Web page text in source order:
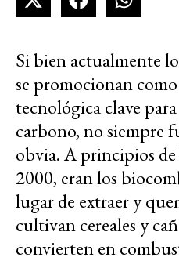
Si bien actualmente
se promocionan
tecnológica clave
carbono, no siempre
obvia. A principios
2000, eran los
lugar de extraer y
cultivan cereales y
convierten en